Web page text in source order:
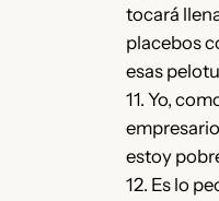
tocará
placebos
esas
11. Yo,
estoy
12. Es lo